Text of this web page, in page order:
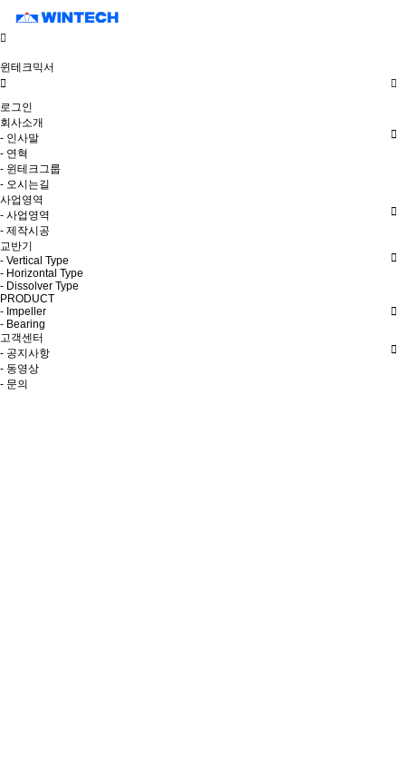
윈테크믹서
로그인
회사소개
- 인사말
- 연혁
- 윈테크그룹
- 오시는길
사업영역
- 사업영역
- 제작시공
교반기
- Vertical Type
- Horizontal Type
- Dissolver Type
PRODUCT
- Impeller
- Bearing
고객센터
- 공지사항
- 동영상
- 문의